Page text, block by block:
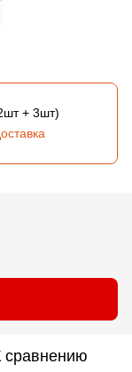
+ 3шт)
сравнению